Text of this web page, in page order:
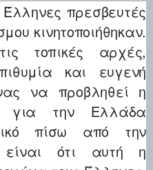
πρεσβευτές
κινητοποιήθηκαν.
τοπικές αρχές,
και ευγενή
να προβληθεί η
για την Ελλάδα
πίσω από την
ότι αυτή η